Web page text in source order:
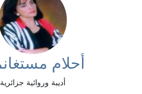
أحلام
أديبة وروائية جزائرية